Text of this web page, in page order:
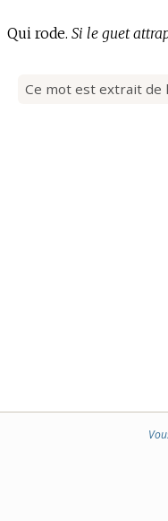
Qui rode. Si le guet
Ce mot est extrait de